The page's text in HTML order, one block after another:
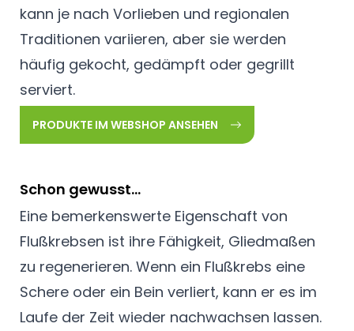
kann je nach Vorlieben und regionalen
Traditionen variieren, aber sie werden
häufig gekocht, gedämpft oder gegrillt
serviert.
PRODUKTE IM WEBSHOP ANSEHEN
Schon gewusst...
Eine bemerkenswerte Eigenschaft von
Flußkrebsen ist ihre Fähigkeit, Gliedmaßen
zu regenerieren. Wenn ein Flußkrebs eine
Schere oder ein Bein verliert, kann er es im
Laufe der Zeit wieder nachwachsen lassen.